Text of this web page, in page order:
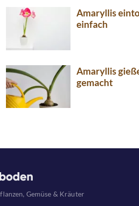
Amaryllis
einfach
Amaryllis
gemacht
Gemüse & Kräuter